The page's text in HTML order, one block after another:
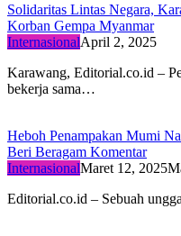
Solidaritas Lintas Negara,
Korban Gempa Myanmar
InternasionalApril 2, 2025
Karawang, Editorial.co.id –
bekerja sama…
Heboh Penampakan Mumi
Beri Beragam Komentar
InternasionalMaret 12, 2025
Editorial.co.id – Sebuah